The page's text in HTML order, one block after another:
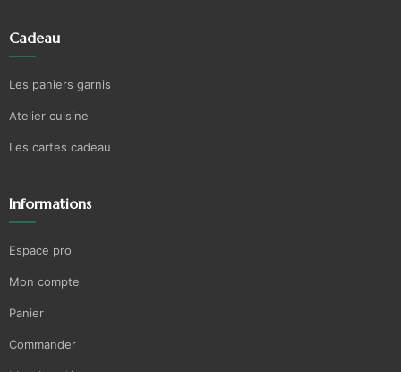
Cadeau
Les paniers garnis
Atelier cuisine
Les cartes cadeau
Informations
Espace pro
Mon compte
Panier
Commander